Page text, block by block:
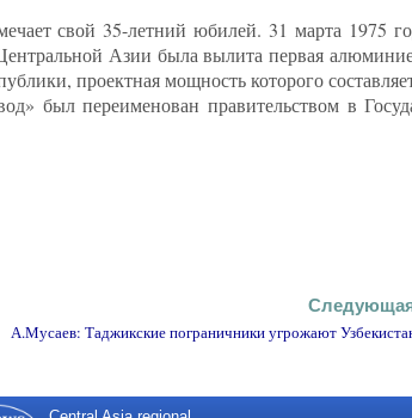
свой 35-летний юбилей. 31 марта 1975
Азии была вылита первая
проектная мощность которого
был переименован правительством в
Следующая
А.Мусаев: Таджикские пограничники угрожают